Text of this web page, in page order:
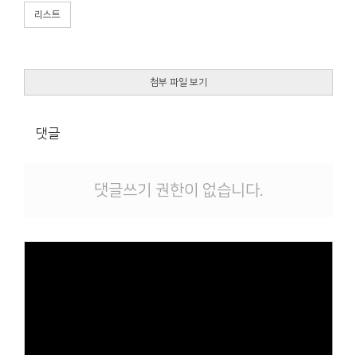
리스트
첨부 파일 보기
댓글
댓글쓰기 권한이 없습니다.